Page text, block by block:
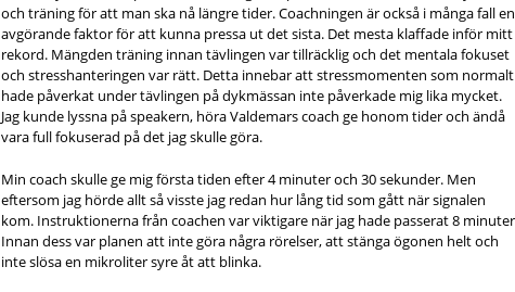
och träning för att man ska nå längre tider. Coachningen är också i många fall en
avgörande faktor för att kunna pressa ut det sista. Det mesta klaffade inför mitt
rekord. Mängden träning innan tävlingen var tillräcklig och det mentala fokuset
och stresshanteringen var rätt. Detta innebar att stressmomenten som normalt
hade påverkat under tävlingen på dykmässan inte påverkade mig lika mycket.
Jag kunde lyssna på speakern, höra Valdemars coach ge honom tider och ändå
vara full fokuserad på det jag skulle göra.
Min coach skulle ge mig första tiden efter 4 minuter och 30 sekunder. Men
eftersom jag hörde allt så visste jag redan hur lång tid som gått när signalen
kom. Instruktionerna från coachen var viktigare när jag hade passerat 8
Innan dess var planen att inte göra några rörelser, att stänga ögonen helt och
inte slösa en mikroliter syre åt att blinka.